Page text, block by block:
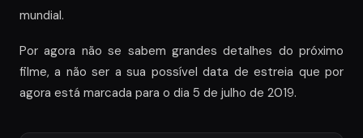
mundial.
Por agora não se sabem grandes detalhes do próximo
filme, a não ser a sua possível data de estreia que por
agora está marcada para o dia 5 de julho de 2019.